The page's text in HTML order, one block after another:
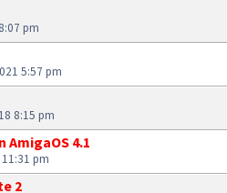
pm
5:57 pm
8:15 pm
4.1
pm
2